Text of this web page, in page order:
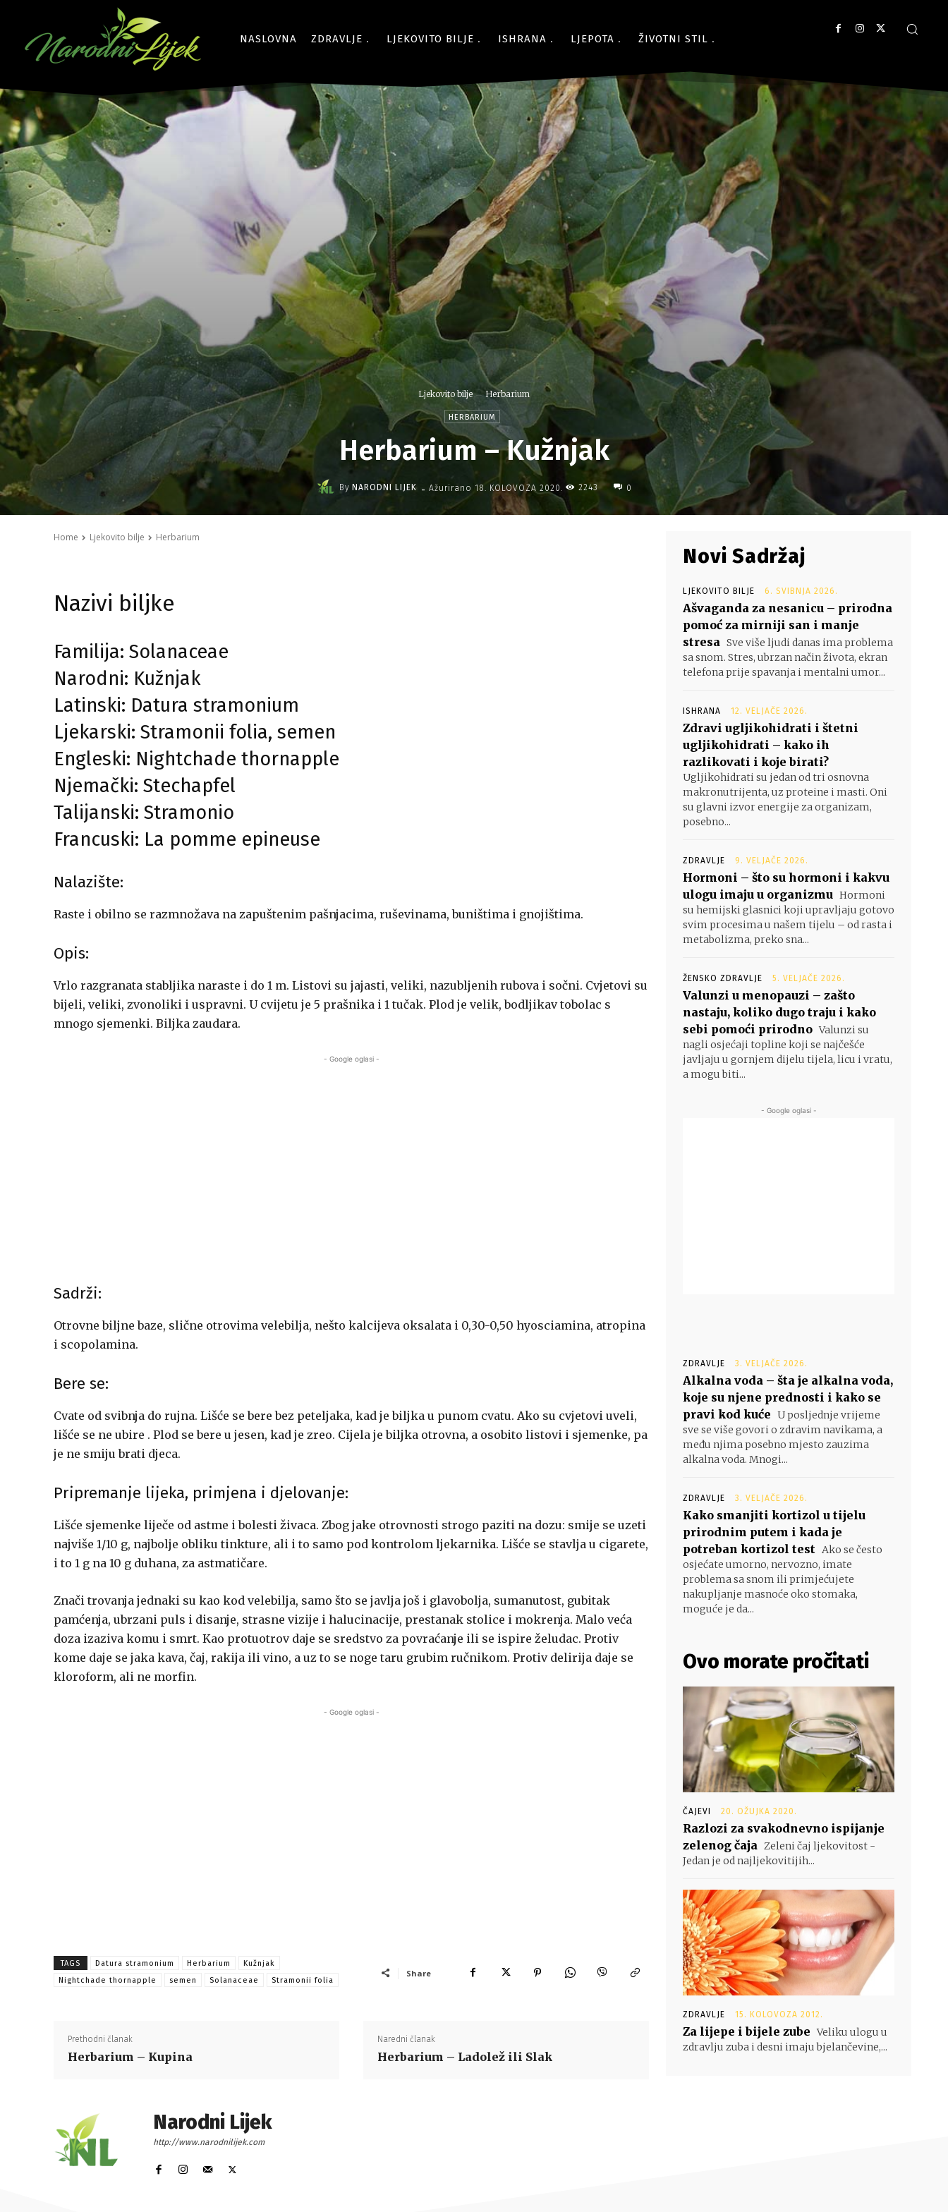
NASLOVNA ZDRAVLJE LJEKOVITO BILJE ISHRANA LJEPOTA ŽIVOTNI STIL
Ljekovito bilje Herbarium
HERBARIUM
Herbarium – Kužnjak
By NARODNI LIJEK - Ažurirano 18. KOLOVOZA 2020. 2243 0
Home Ljekovito bilje Herbarium
Nazivi biljke
Familija: Solanaceae
Narodni: Kužnjak
Latinski: Datura stramonium
Ljekarski: Stramonii folia, semen
Engleski: Nightchade thornapple
Njemački: Stechapfel
Talijanski: Stramonio
Francuski: La pomme epineuse
Nalazište:
Raste i obilno se razmnožava na zapuštenim pašnjacima, ruševinama, buništima i gnojištima.
Opis:
Vrlo razgranata stabljika naraste i do 1 m. Listovi su jajasti, veliki, nazubljenih rubova i sočni. Cvjetovi su
bijeli, veliki, zvonoliki i uspravni. U cvijetu je 5 prašnika i 1 tučak. Plod je velik, bodljikav tobolac s
mnogo sjemenki. Biljka zaudara.
- Google oglasi -
Sadrži:
Otrovne biljne baze, slične otrovima velebilja, nešto kalcijeva oksalata i 0,30-0,50 hyosciamina, atropina
i scopolamina.
Bere se:
Cvate od svibnja do rujna. Lišće se bere bez peteljaka, kad je biljka u punom cvatu. Ako su cvjetovi uveli,
lišće se ne ubire . Plod se bere u jesen, kad je zreo. Cijela je biljka otrovna, a osobito listovi i sjemenke, pa
je ne smiju brati djeca.
Pripremanje lijeka, primjena i djelovanje:
Lišće sjemenke liječe od astme i bolesti živaca. Zbog jake otrovnosti strogo paziti na dozu: smije se uzeti
najviše 1/10 g, najbolje obliku tinkture, ali i to samo pod kontrolom ljekarnika. Lišće se stavlja u cigarete,
i to 1 g na 10 g duhana, za astmatičare.
Znači trovanja jednaki su kao kod velebilja, samo što se javlja još i glavobolja, sumanutost, gubitak
pamćenja, ubrzani puls i disanje, strasne vizije i halucinacije, prestanak stolice i mokrenja. Malo veća
doza izaziva komu i smrt. Kao protuotrov daje se sredstvo za povraćanje ili se ispire želudac. Protiv
kome daje se jaka kava, čaj, rakija ili vino, a uz to se noge taru grubim ručnikom. Protiv delirija daje se
kloroform, ali ne morfin.
- Google oglasi -
TAGS Datura stramonium Herbarium
Kužnjak
Nightchade thornapple
semen Solanaceae Stramonii folia
Share
Prethodni članak
Herbarium – Kupina
Naredni članak
Herbarium – Ladolež ili Slak
Narodni Lijek
http://www.narodnilijek.com
Novi Sadržaj
LJEKOVITO BILJE 6. SVIBNJA 2026.
Ašvaganda za nesanicu – prirodna
pomoć za mirniji san i manje
stresa Sve više ljudi danas ima problema
sa snom. Stres, ubrzan način života, ekran
telefona prije spavanja i mentalni umor...
ISHRANA 12. VELJAČE 2026.
Zdravi ugljikohidrati i štetni
ugljikohidrati – kako ih
razlikovati i koje birati?
Ugljikohidrati su jedan od tri osnovna
makronutrijenta, uz proteine i masti. Oni
su glavni izvor energije za organizam,
posebno...
ZDRAVLJE 9. VELJAČE 2026.
Hormoni – što su hormoni i kakvu
ulogu imaju u organizmu Hormoni
su hemijski glasnici koji upravljaju gotovo
svim procesima u našem tijelu – od rasta i
metabolizma, preko sna...
ŽENSKO ZDRAVLJE 5. VELJAČE 2026.
Valunzi u menopauzi – zašto
nastaju, koliko dugo traju i kako
sebi pomoći prirodno Valunzi su
nagli osjećaji topline koji se najčešće
javljaju u gornjem dijelu tijela, licu i vratu,
a mogu biti...
- Google oglasi -
ZDRAVLJE 3. VELJAČE 2026.
Alkalna voda – šta je alkalna voda,
koje su njene prednosti i kako se
pravi kod kuće U posljednje vrijeme
sve se više govori o zdravim navikama, a
među njima posebno mjesto zauzima
alkalna voda. Mnogi...
ZDRAVLJE 3. VELJAČE 2026.
Kako smanjiti kortizol u tijelu
prirodnim putem i kada je
potreban kortizol test Ako se često
osjećate umorno, nervozno, imate
problema sa snom ili primjećujete
nakupljanje masnoće oko stomaka,
moguće je da...
Ovo morate pročitati
ČAJEVI 20. OŽUJKA 2020.
Razlozi za svakodnevno ispijanje
zelenog čaja Zeleni čaj ljekovitost -
Jedan je od najljekovitijih...
ZDRAVLJE 15. KOLOVOZA 2012.
Za lijepe i bijele zube Veliku ulogu u
zdravlju zuba i desni imaju bjelančevine,...